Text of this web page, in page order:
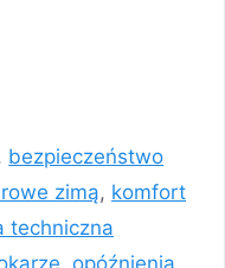
, bezpieczeństwo
zimą, komfort
techniczna
, opóźnienia